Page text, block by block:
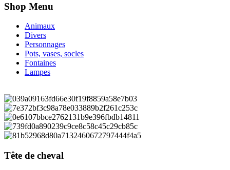
Shop Menu
Animaux
Divers
Personnages
Pots, vases, socles
Fontaines
Lampes
Tête de cheval